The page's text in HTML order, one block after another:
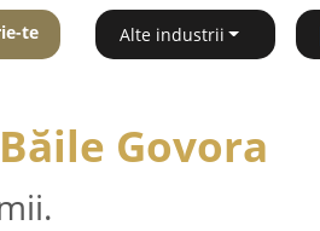
te Alte industrii
Govora